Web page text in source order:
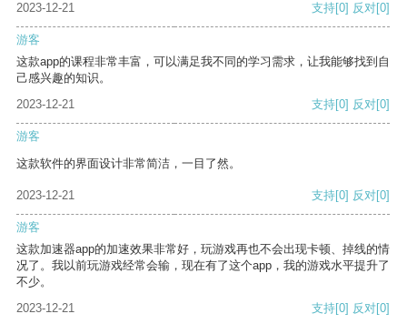
2023-12-21
支持[0] 反对[0]
游客
这款app的课程非常丰富，可以满足我不同的学习需求，让我能够找到自
己感兴趣的知识。
2023-12-21
支持[0] 反对[0]
游客
这款软件的界面设计非常简洁，一目了然。
2023-12-21 支持[0] 反对[0]
游客
这款加速器app的加速效果非常好，玩游戏再也不会出现卡顿、掉线的情
况了。我以前玩游戏经常会输，现在有了这个app，我的游戏水平提升了
不少。
2023-12-21
支持[0] 反对[0]